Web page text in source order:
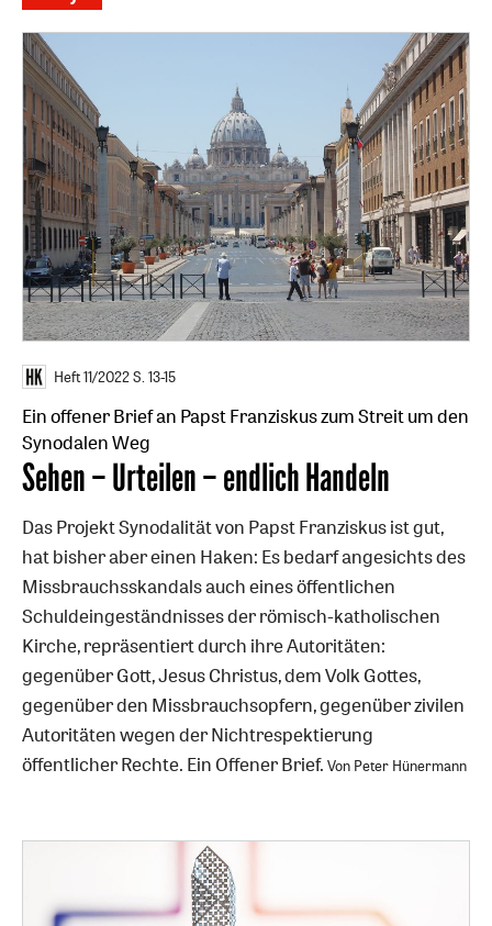
Heft 11/2022S. 13-15
Ein offener Brief an Papst Franziskus zum Streit um den
Synodalen Weg
:
Sehen – Urteilen – endlich Handeln
Das Projekt Synodalität von Papst Franziskus ist gut,
hat bisher aber einen Haken: Es bedarf angesichts des
Missbrauchsskandals auch eines öffentlichen
Schuldeingeständnisses der römisch-katholischen
Kirche, repräsentiert durch ihre Autoritäten:
gegenüber Gott, Jesus Christus, dem Volk Gottes,
gegenüber den Missbrauchsopfern, gegenüber zivilen
Autoritäten wegen der Nichtrespektierung
öffentlicher Rechte. Ein Offener Brief. Von Peter Hünermann